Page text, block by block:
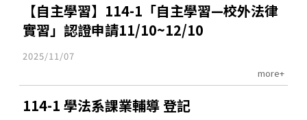
【自主學習】114-1「自主學習—校外法律
實習」認證申請11/10~12/10
2025/11/07
more+
114-1 學法系課業輔導 登記